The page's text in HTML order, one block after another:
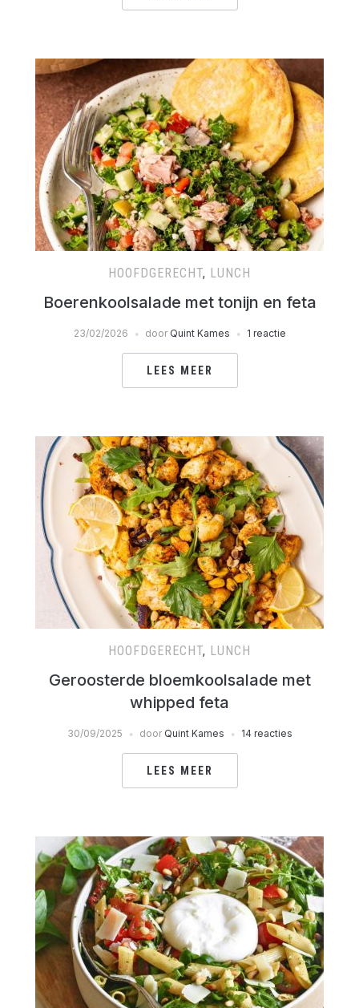
HOOFDGERECHT, LUNCH
Boerenkoolsalade met tonijn en feta
23/02/2026 door Quint Kames 1 reactie
LEES MEER
HOOFDGERECHT, LUNCH
Geroosterde bloemkoolsalade met
whipped feta
30/09/2025 door Quint Kames 14 reacties
LEES MEER